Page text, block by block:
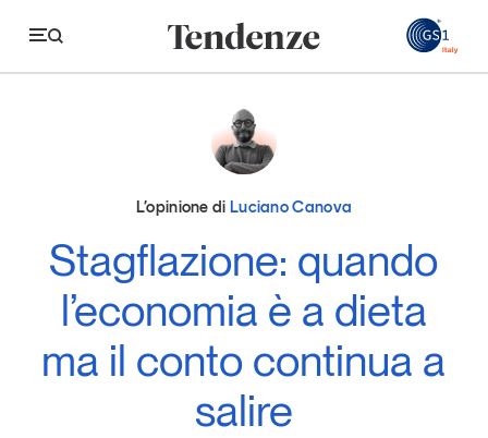
Tendenze
Economia e consumi
Innovazione
Logistica
Retail e brand
Sostenibilità
L’opinione di Luciano Canova
Stagflazione: quando
l’economia è a dieta
ma il conto continua a
salire